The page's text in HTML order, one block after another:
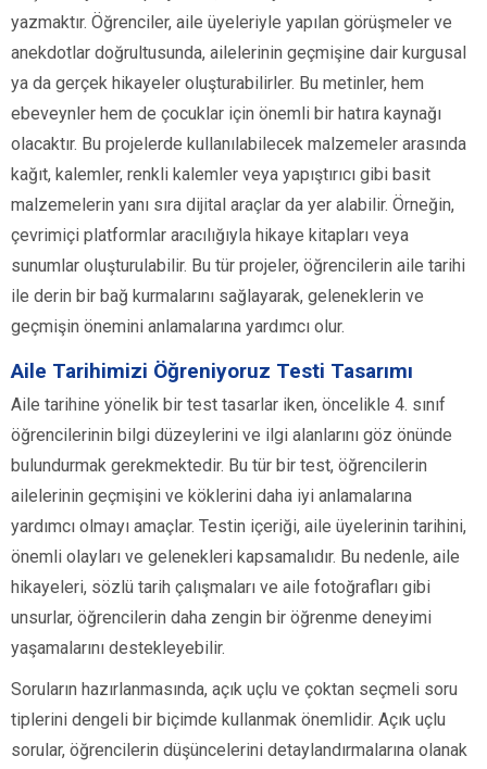
yazmaktır. Öğrenciler, aile üyeleriyle yapılan görüşmeler ve
anekdotlar doğrultusunda, ailelerinin geçmişine dair kurgusal
ya da gerçek hikayeler oluşturabilirler. Bu metinler, hem
ebeveynler hem de çocuklar için önemli bir hatıra kaynağı
olacaktır. Bu projelerde kullanılabilecek malzemeler arasında
kağıt, kalemler, renkli kalemler veya yapıştırıcı gibi basit
malzemelerin yanı sıra dijital araçlar da yer alabilir. Örneğin,
çevrimiçi platformlar aracılığıyla hikaye kitapları veya
sunumlar oluşturulabilir. Bu tür projeler, öğrencilerin aile tarihi
ile derin bir bağ kurmalarını sağlayarak, geleneklerin ve
geçmişin önemini anlamalarına yardımcı olur.
Aile Tarihimizi Öğreniyoruz Testi Tasarımı
Aile tarihine yönelik bir test tasarlar iken, öncelikle 4. sınıf
öğrencilerinin bilgi düzeylerini ve ilgi alanlarını göz önünde
bulundurmak gerekmektedir. Bu tür bir test, öğrencilerin
ailelerinin geçmişini ve köklerini daha iyi anlamalarına
yardımcı olmayı amaçlar. Testin içeriği, aile üyelerinin tarihini,
önemli olayları ve gelenekleri kapsamalıdır. Bu nedenle, aile
hikayeleri, sözlü tarih çalışmaları ve aile fotoğrafları gibi
unsurlar, öğrencilerin daha zengin bir öğrenme deneyimi
yaşamalarını destekleyebilir.
Soruların hazırlanmasında, açık uçlu ve çoktan seçmeli soru
tiplerini dengeli bir biçimde kullanmak önemlidir. Açık uçlu
sorular, öğrencilerin düşüncelerini detaylandırmalarına olanak